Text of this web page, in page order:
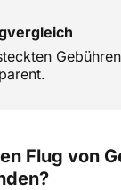
Flug von